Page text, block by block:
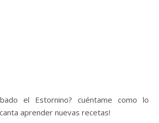
el Estornino? cuéntame como lo
aprender nuevas recetas!